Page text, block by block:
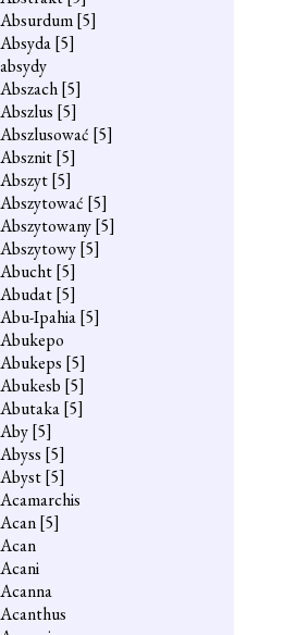
Absurdum[5]
Absyda[5]
absydy
Abszach[5]
Abszlus [5]
Abszlusować [5]
Absznit[5]
Abszyt[5]
Abszytować [5]
Abszytowany[5]
Abszytowy[5]
Abucht[5]
Abudat[5]
Abu-Ipahia[5]
Abukepo
Abukeps [5]
Abukesb [5]
Abutaka[5]
Aby[5]
Abyss [5]
Abyst[5]
Acamarchis
Acan[5]
Acan
Acani
Acanna
Acanthus